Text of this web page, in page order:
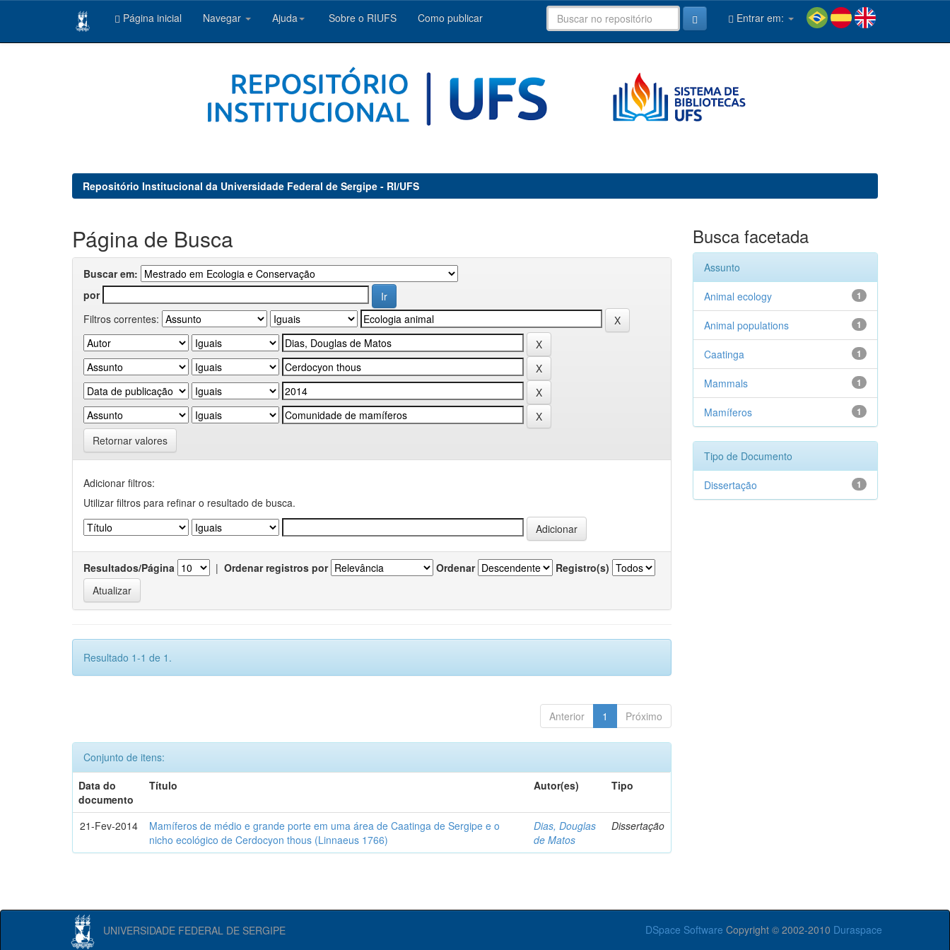
Página inicial Navegar Ajuda Sobre o RIUFS Como publicar Entrar em:
Repositório Institucional da Universidade Federal de Sergipe - RI/UFS
Página de Busca
Buscar em:
por
Filtros correntes:
Retornar valores
Adicionar filtros:
Utilizar filtros para refinar o resultado de busca.
Resultados/Página | Ordenar registros por Ordenar Registro(s)
Resultado 1-1 de 1.
Anterior 1 Próximo
Conjunto de itens:
Data do
documento
Título Autor(es) Tipo
21-Fev-2014
Mamíferos de médio e grande porte em uma área de Caatinga de Sergipe e o
nicho ecológico de Cerdocyon thous (Linnaeus 1766)
Dias, Douglas
de Matos
Dissertação
Busca facetada
Assunto
1
Animal ecology
1
Animal populations
1
Caatinga
1
Mammals
1
Mamíferos
Tipo de Documento
1
Dissertação
UNIVERSIDADE FEDERAL DE SERGIPE DSpace Software Copyright © 2002-2010 Duraspace